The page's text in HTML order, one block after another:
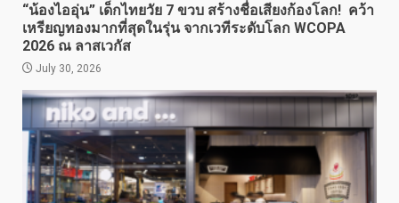
“น้องไออุ่น” เด็กไทยวัย 7 ขวบ สร้างชื่อเสียงก้องโลก! คว้า
เหรียญทองมากที่สุดในรุ่น จากเวทีระดับโลก WCOPA
2026 ณ ลาสเวกัส
July 30, 2026